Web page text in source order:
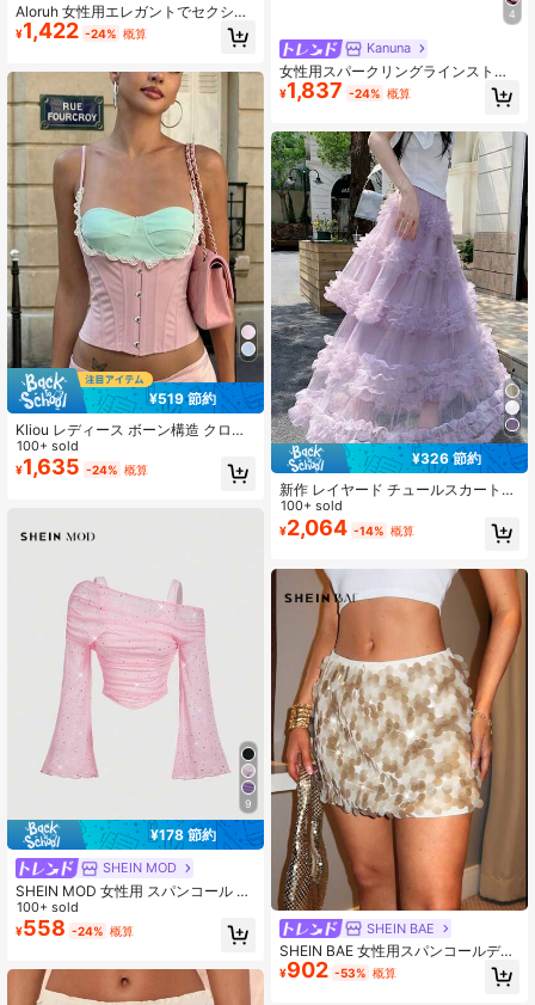
Aloruh 女性用エレガントでセクシー
なファッショナブルなスパンコール
付きバックレススパゲッティストラ
インデー、デート、パーティー、お
出かけ、春夏シーズンに適していま
す
¥1,422 -24% 概算
¥519 節約
Kliou レディース ボーン構造 クロッ
プド キャミソール、調整可能なスパ
ゲッティストラップ、レーストリ
ム、ポリエステル パッチワーク スパ
100+ sold
¥1,635 -24% 概算
9
¥178 節約
SHEIN MOD
SHEIN MOD 女性用 スパンコール シ
ョルダー 無地 ギャザー フレア袖 長
袖Tシャツ
100+ sold
¥558 -24% 概算
4
Kanuna
女性用スパークリングラインストー
ンキャミソール ビルトインブラ付
き、セクシーなクロップドカミソー
アルピンクバケーション夏
¥1,837 -24% 概算
¥326 節約
新作 レイヤード チュールスカート、
ハイウエスト フワフワ ケーキスカー
ト
100+ sold
¥2,064 -14% 概算
SHEIN BAE
SHEIN BAE 女性用スパンコールデザ
イン エレガントなショートスカート
¥902 -53% 概算